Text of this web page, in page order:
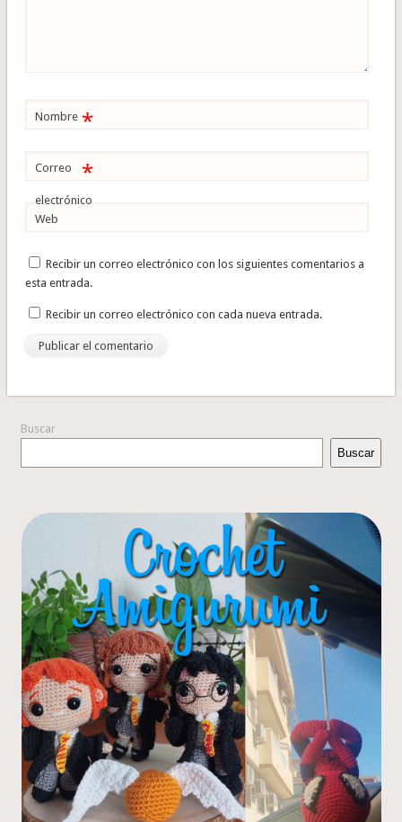
Nombre *
Correo
electrónico
*
Web
Recibir un correo electrónico con los siguientes comentarios a
esta entrada.
Recibir un correo electrónico con cada nueva entrada.
Buscar
Buscar